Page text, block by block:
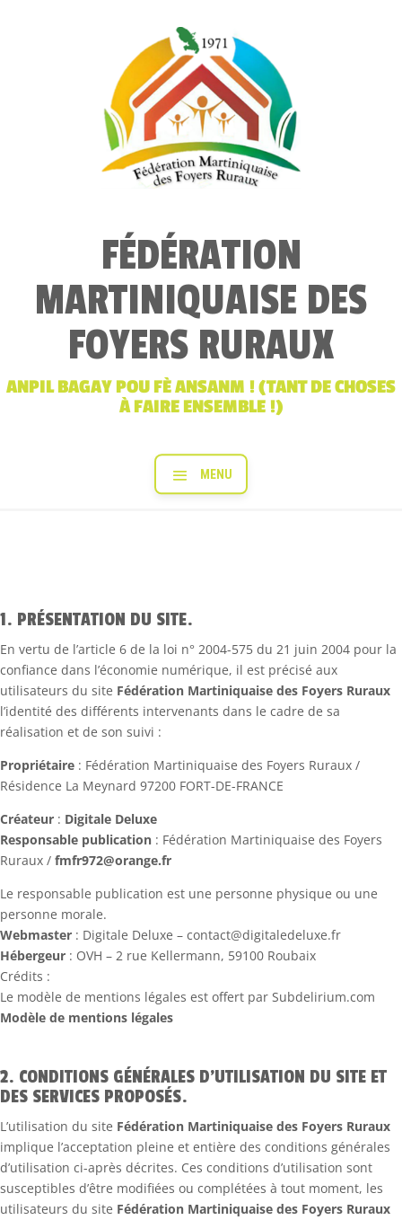
FÉDÉRATION
MARTINIQUAISE DES
FOYERS RURAUX
ANPIL BAGAY POU FÈ ANSANM ! (TANT DE CHOSES
À FAIRE ENSEMBLE !)
1. PRÉSENTATION DU SITE.
En vertu de l’article 6 de la loi n° 2004-575 du 21 juin 2004 pour la
confiance dans l’économie numérique, il est précisé aux
utilisateurs du site Fédération Martiniquaise des Foyers Ruraux
l’identité des différents intervenants dans le cadre de sa
réalisation et de son suivi :
Propriétaire : Fédération Martiniquaise des Foyers Ruraux /
Résidence La Meynard 97200 FORT-DE-FRANCE
Créateur : Digitale Deluxe
Responsable publication : Fédération Martiniquaise des Foyers
Ruraux / fmfr972@orange.fr
Le responsable publication est une personne physique ou une
personne morale.
Webmaster : Digitale Deluxe – contact@digitaledeluxe.fr
Hébergeur : OVH – 2 rue Kellermann, 59100 Roubaix
Crédits :
Le modèle de mentions légales est offert par Subdelirium.com
Modèle de mentions légales
2. CONDITIONS GÉNÉRALES D’UTILISATION DU SITE ET
DES SERVICES PROPOSÉS.
L’utilisation du site Fédération Martiniquaise des Foyers Ruraux
implique l’acceptation pleine et entière des conditions générales
d’utilisation ci-après décrites. Ces conditions d’utilisation sont
susceptibles d’être modifiées ou complétées à tout moment, les
utilisateurs du site Fédération Martiniquaise des Foyers Ruraux